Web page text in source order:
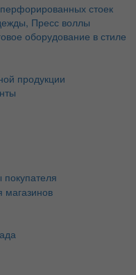
стоек
Пресс воллы
оборудование в стиле
продукции
покупателя
магазинов